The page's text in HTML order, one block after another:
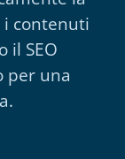
contenuti
il SEO
per una